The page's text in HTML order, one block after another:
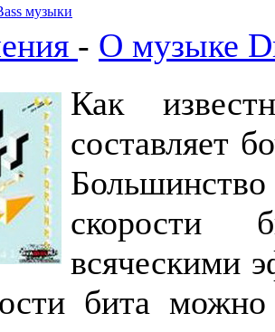
музыки
- О музыке
Как
составляет
скорости
всяческими
бита